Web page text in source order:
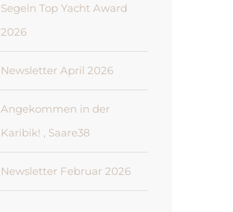
Segeln Top Yacht Award
2026
Newsletter April 2026
Angekommen in der
Karibik! , Saare38
Newsletter Februar 2026